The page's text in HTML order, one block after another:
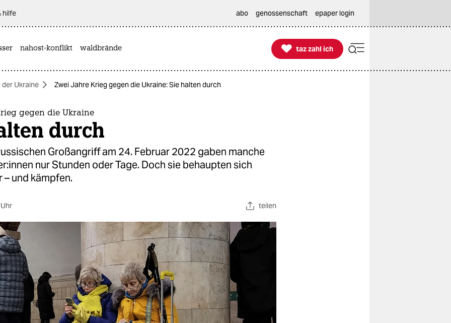
hilfe abo genossenschaft epaper login
nahost-konflikt waldbrände 
taz zahl ich
taz zahl ich
der Ukraine Zwei Jahre Krieg gegen die Ukraine: Sie halten durch
gegen die Ukraine
durch
Großangriff am 24. Februar 2022 gaben manche
nur Stunden oder Tage. Doch sie behaupten sich
– und kämpfen.
teilen